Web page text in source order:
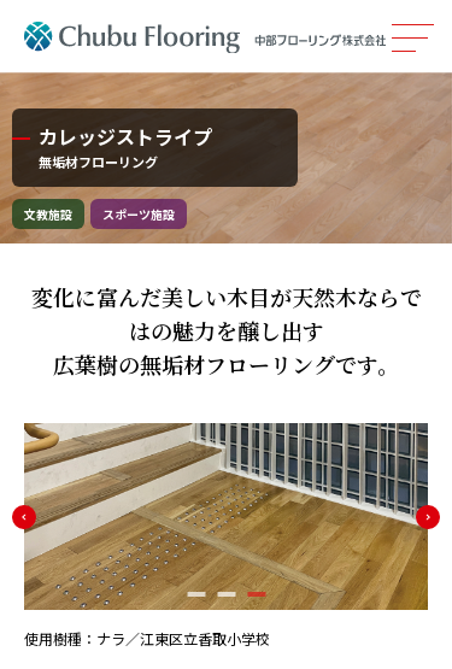
製品情報
カタログ
施工事例
メンテナンス
会社案内
採用情報
サステナビリティ
ニュース
カレッジストライプ
無垢材フローリング
文教施設 スポーツ施設
変化に富んだ美しい木目が天然木ならで
はの魅力を醸し出す
広葉樹の無垢材フローリングです。
使用樹種：ナラ／江東区立香取小学校